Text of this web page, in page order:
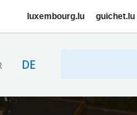
luxembourg.lu guichet.lu
DE